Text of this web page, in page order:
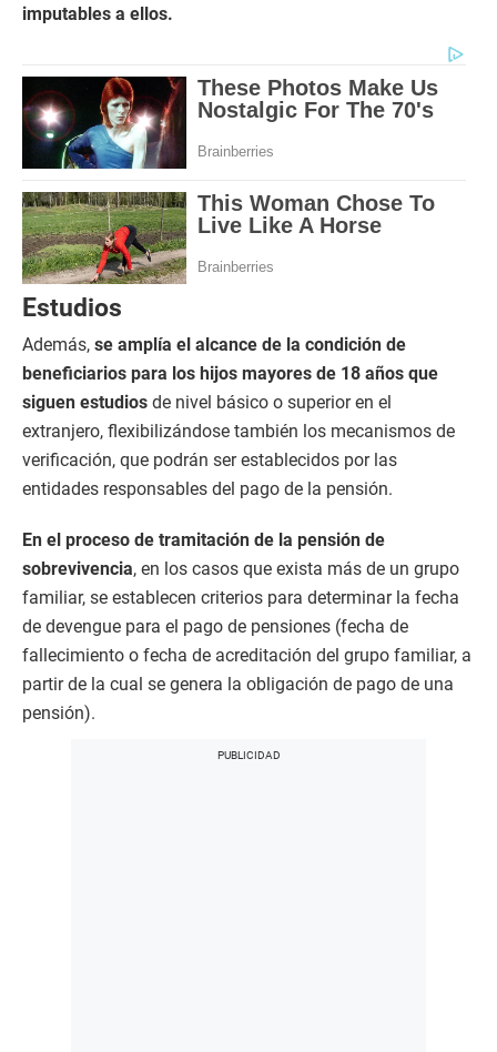
imputables a ellos.
Estudios
Además, se amplía el alcance de la condición de
beneficiarios para los hijos mayores de 18 años que
siguen estudios de nivel básico o superior en el
extranjero, flexibilizándose también los mecanismos de
verificación, que podrán ser establecidos por las
entidades responsables del pago de la pensión.
En el proceso de tramitación de la pensión de
sobrevivencia, en los casos que exista más de un grupo
familiar, se establecen criterios para determinar la fecha
de devengue para el pago de pensiones (fecha de
fallecimiento o fecha de acreditación del grupo familiar, a
partir de la cual se genera la obligación de pago de una
pensión).